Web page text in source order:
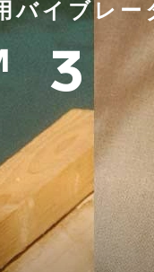
バイブレー
3